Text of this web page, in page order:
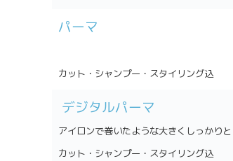
パーマ
カット・シャンプー・スタイリング込
デジタルパーマ
アイロンで巻いたような大きくしっかり
カット・シャンプー・スタイリング込